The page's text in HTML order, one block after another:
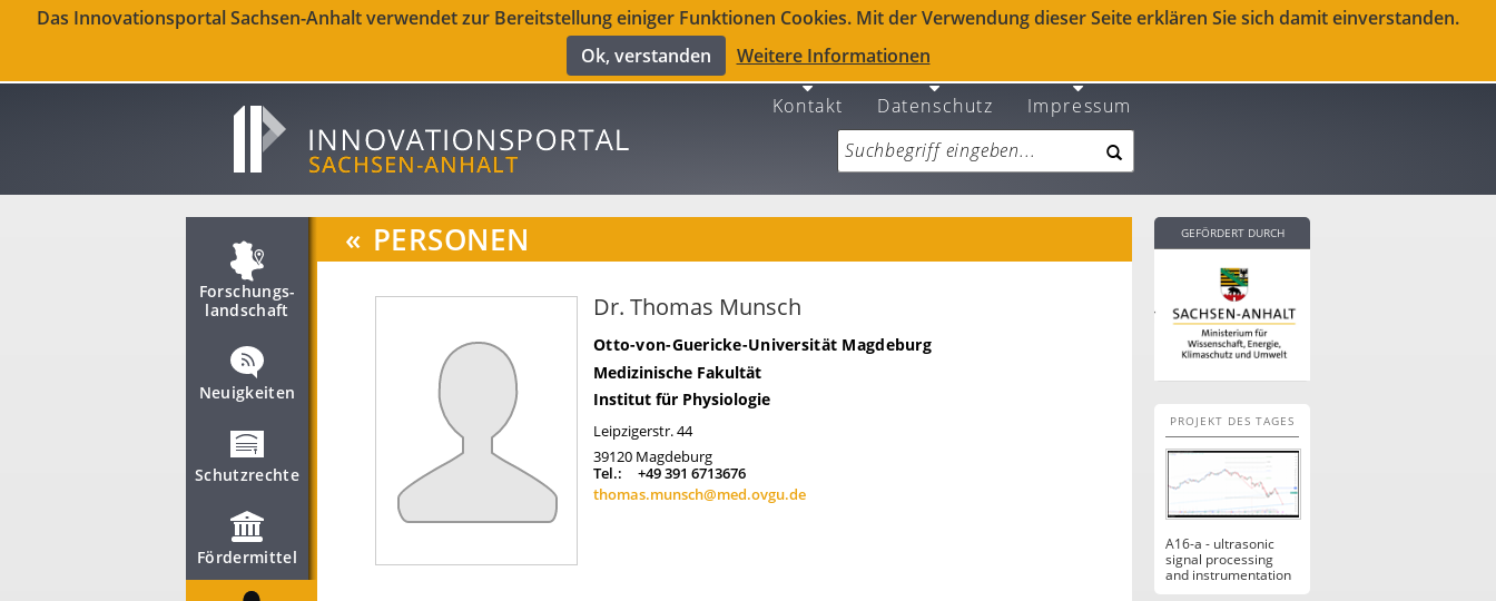
Das Innovationsportal Sachsen-Anhalt verwendet zur Bereitstellung einiger Funktionen Cookies. Mit der Verwendung dieser Seite erklären Sie sich damit einverstanden.
Ok, verstanden
Weitere Informationen
Kontakt Datenschutz Impressum
Forschungs­
landschaft
Neuigkeiten
Schutzrechte
Fördermittel
« PERSONEN
Dr. Thomas Munsch
Otto-von-Guericke-Universität Magdeburg
Medizinische Fakultät
Institut für Physiologie
Leipzigerstr. 44
39120 Magdeburg
Tel.:
+49 391 6713676
thomas.munsch@med.ovgu.de
GEFÖRDERT DURCH
PROJEKT DES TAGES
A16-a - ultrasonic
signal processing
and instrumentation